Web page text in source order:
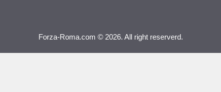
Forza-Roma.com © 2026. All right reserverd.